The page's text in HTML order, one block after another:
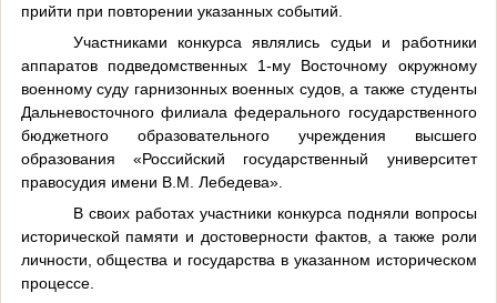
прийти при повторении указанных событий.
Участниками конкурса являлись судьи и работники
аппаратов подведомственных 1-му Восточному окружному
военному суду гарнизонных военных судов, а также студенты
Дальневосточного филиала федерального государственного
бюджетного образовательного учреждения высшего
образования «Российский государственный университет
правосудия имени В.М. Лебедева».
В своих работах участники конкурса подняли вопросы
исторической памяти и достоверности фактов, а также роли
личности, общества и государства в указанном историческом
процессе.